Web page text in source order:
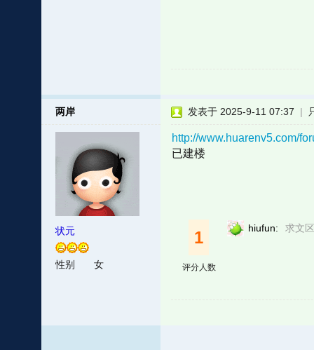
两岸
状元
性别 女
发表于 2025-9-11 07:37 |
http://www.huarenv5.com/
已建楼
1
评分人数
hiufun: 求文